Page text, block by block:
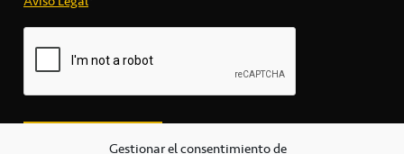
Gestionar el consentimiento de